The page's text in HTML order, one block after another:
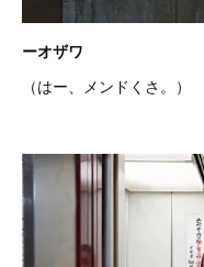
ーオザワ
（はー、メンドくさ。）